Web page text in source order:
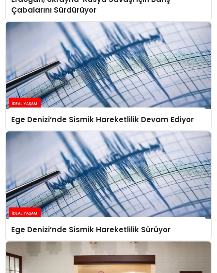
Çabalarını Sürdürüyor
Ege Denizi’nde Sismik Hareketlilik Devam Ediyor
Ege Denizi’nde Sismik Hareketlilik Sürüyor